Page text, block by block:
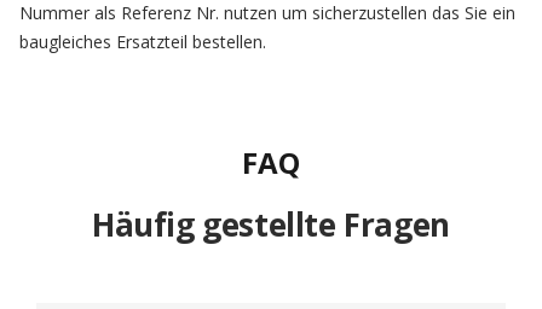
Nummer als Referenz Nr. nutzen um sicherzustellen das Sie ein
baugleiches Ersatzteil bestellen.
FAQ
Häufig gestellte Fragen